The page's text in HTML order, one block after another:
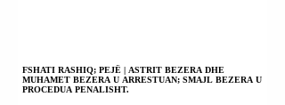
FSHATI RASHIQ; PEJË | ASTRIT BEZERA DHE
MUHAMET BEZERA U ARRESTUAN; SMAJL BEZERA U
PROCEDUA PENALISHT.